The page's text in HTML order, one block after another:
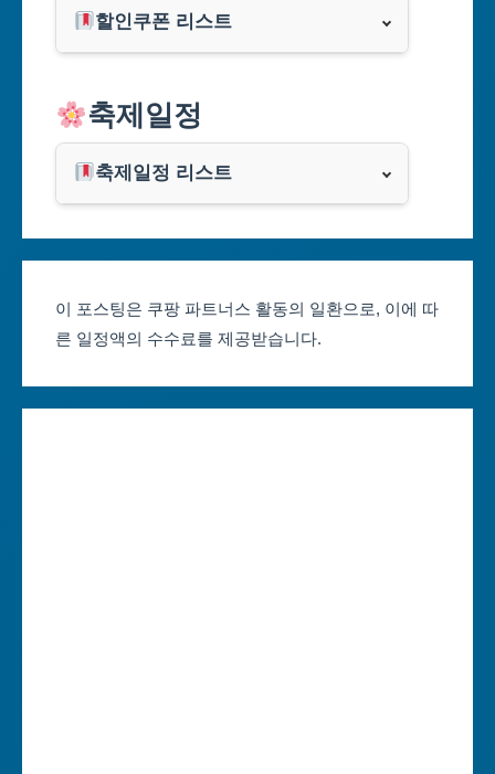
대구광역시
인천광역시
광주광역시
대전광역시
할인쿠폰 리스트
쿠팡
클룩
축제일정
축제일정 리스트
대구축제 일정
인천축제 일정
이 포스팅은 쿠팡 파트너스 활동의 일환으로, 이에 따
른 일정액의 수수료를 제공받습니다.